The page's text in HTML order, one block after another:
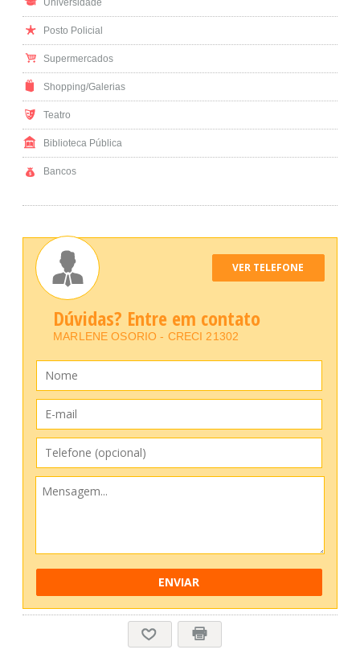
Universidade
Posto Policial
Supermercados
Shopping/Galerias
Teatro
Biblioteca Pública
Bancos
VER TELEFONE
Dúvidas? Entre em contato
MARLENE OSORIO - CRECI 21302
ENVIAR